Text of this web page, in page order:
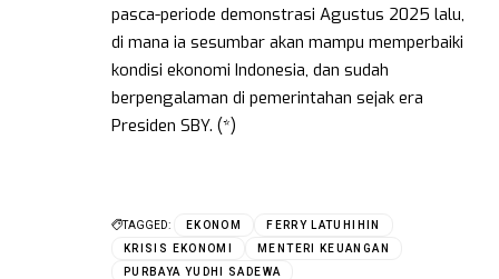
pasca-periode demonstrasi Agustus 2025 lalu,
di mana ia sesumbar akan mampu memperbaiki
kondisi ekonomi Indonesia, dan sudah
berpengalaman di pemerintahan sejak era
Presiden SBY. (*)
TAGGED: EKONOM
FERRY LATUHIHIN
KRISIS EKONOMI
MENTERI KEUANGAN
PURBAYA YUDHI SADEWA